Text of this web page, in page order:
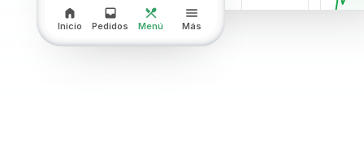
Inicio Pedidos Menú Más